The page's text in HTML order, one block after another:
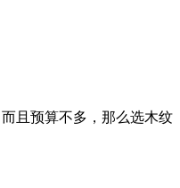
且预算不多，那么选木纹